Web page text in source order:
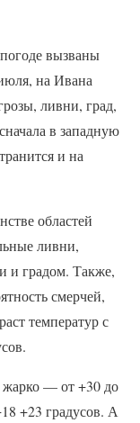
вызваны
на Ивана
ливни, град,
в западную
и на
областей
ливни,
и градом. Также,
смерчей,
температур с
жарко — от +30 до
+23 градусов. А